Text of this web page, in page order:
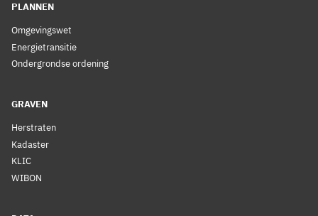
PLANNEN
Omgevingswet
Energietransitie
Ondergrondse ordening
GRAVEN
Herstraten
Kadaster
KLIC
WIBON